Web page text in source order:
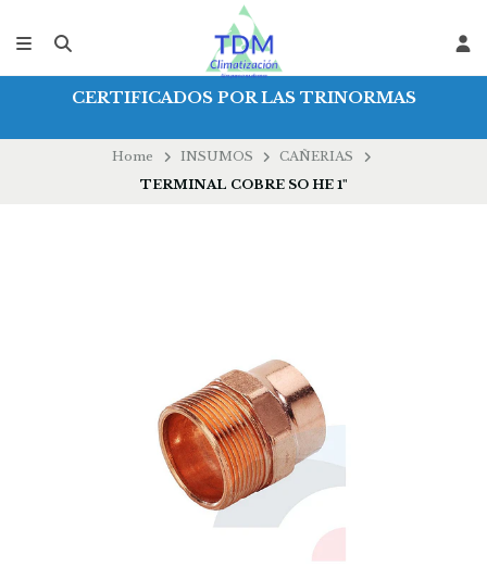
CERTIFICADOS POR LAS TRINORMAS
Home INSUMOS
CAÑERIAS
TERMINAL COBRE SO HE 1"